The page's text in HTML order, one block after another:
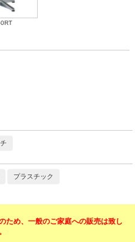
プラスチック
ため、一般のご家庭への販売は致し